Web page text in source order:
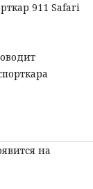
911 Safari
на